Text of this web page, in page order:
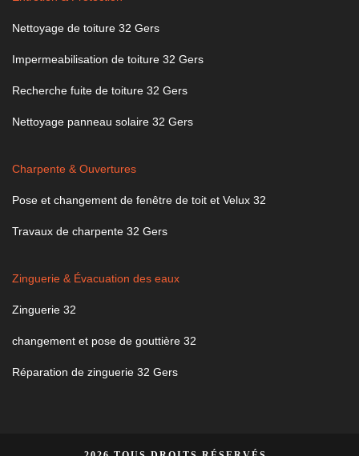
Nettoyage de toiture 32 Gers
Impermeabilisation de toiture 32 Gers
Recherche fuite de toiture 32 Gers
Nettoyage panneau solaire 32 Gers
Charpente & Ouvertures
Pose et changement de fenêtre de toit et Velux 32
Travaux de charpente 32 Gers
Zinguerie & Évacuation des eaux
Zinguerie 32
changement et pose de gouttière 32
Réparation de zinguerie 32 Gers